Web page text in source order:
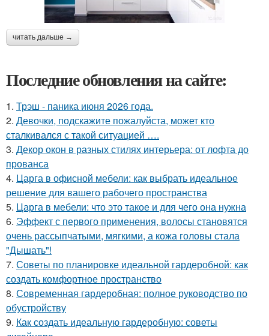
читать дальше →
Последние обновления на сайте:
1. Трэш - паника июня 2026 года.
2. Девочки, подскажите пожалуйста, может кто
сталкивался с такой ситуацией ….
3. Декор окон в разных стилях интерьера: от лофта до
прованса
4. Царга в офисной мебели: как выбрать идеальное
решение для вашего рабочего пространства
5. Царга в мебели: что это такое и для чего она нужна
6. Эффект с первого применения, волосы становятся
очень рассыпчатыми, мягкими, а кожа головы стала
"Дышать"!
7. Советы по планировке идеальной гардеробной: как
создать комфортное пространство
8. Современная гардеробная: полное руководство по
обустройству
9. Как создать идеальную гардеробную: советы